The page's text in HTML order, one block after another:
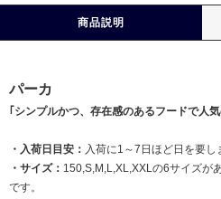
商品説明
パーカ
｢シンプルかつ、存在感のあるフードで人気
・入荷日目安： 入荷に1～7日ほど日を要し
・サイズ： 150,S,M,L,XL,XXLの6サイズが
です。